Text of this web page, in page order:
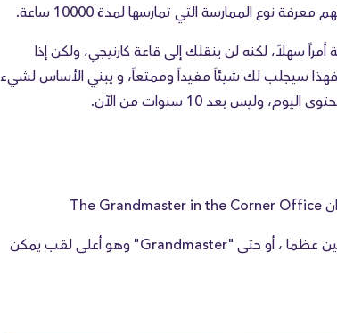
الممارسة التي تمارسها لمدة 10000 ساعة.
المثال، يعد العزف على البيانو 10000 ساعة أمراً سهلاً، لكنه لن ينقلك إلى قاعة كارنيجي، ولكن إذا
فهذا سيجلب لك شيئاً مفيداً وممتعاً، و يبني الأساس لشيء
بعد 10 سنوات من الآن.
ويوضح كيفية تحول لاعبي الشطرنج الجيدين إلى لاعبين عظما ، أو حتى "Grandmaster" وهو أعلى لقب يمكن